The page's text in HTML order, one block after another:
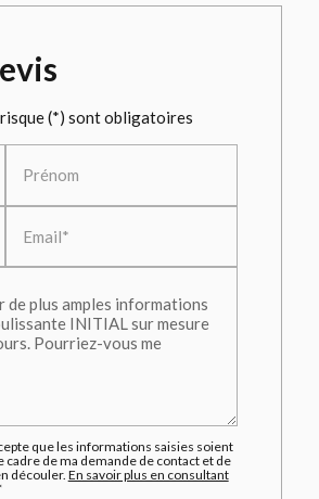
(*) sont obligatoires
Prénom
Email*
que les informations saisies soient
cadre de ma demande de contact et de
découler. En savoir plus en consultant